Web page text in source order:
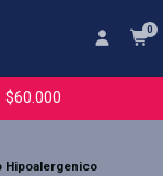
0
Hipoalergenico